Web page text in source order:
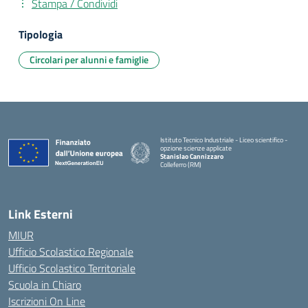
Stampa / Condividi
Tipologia
Circolari per alunni e famiglie
Istituto Tecnico Industriale - Liceo scientifico -
opzione scienze applicate
Stanislao Cannizzaro
Colleferro (RM)
Link Esterni
MIUR
Ufficio Scolastico Regionale
Ufficio Scolastico Territoriale
Scuola in Chiaro
Iscrizioni On Line